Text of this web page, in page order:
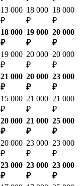
13 000
₽
18 000
₽
18 000
₽
18 000
₽
19 000
₽
20 000
₽
19 000
₽
20 000
₽
20 000
₽
21 000
₽
20 000
₽
23 000
₽
15 000
₽
21 000
₽
21 000
₽
20 000
₽
21 000
₽
25 000
₽
20 000
₽
23 000
₽
23 000
₽
23 000
₽
23 000
₽
23 000
₽